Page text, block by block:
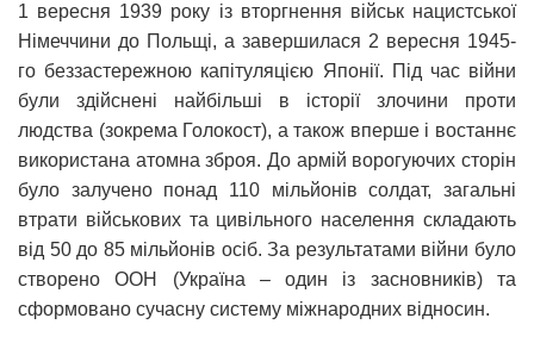
1 вересня 1939 року із вторгнення військ нацистської
Німеччини до Польщі, а завершилася 2 вересня 1945-
го беззастережною капітуляцією Японії. Під час війни
були здійснені найбільші в історії злочини проти
людства (зокрема Голокост), а також вперше і востаннє
використана атомна зброя. До армій ворогуючих сторін
було залучено понад 110 мільйонів солдат, загальні
втрати військових та цивільного населення складають
від 50 до 85 мільйонів осіб. За результатами війни було
створено ООН (Україна – один із засновників) та
сформовано сучасну систему міжнародних відносин.